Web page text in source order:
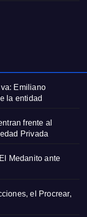
Emiliano
la entidad
frente al
Privada
Medanito ante
el Procrear,